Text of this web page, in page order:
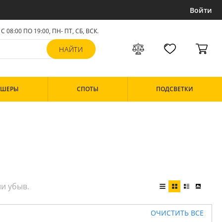
Войти
С 08:00 ПО 19:00, ПН- ПТ, СБ, ВСК.
СПОТЫ ПОДСВЕТКИ
ОЧИСТИТЬ ВСЕ